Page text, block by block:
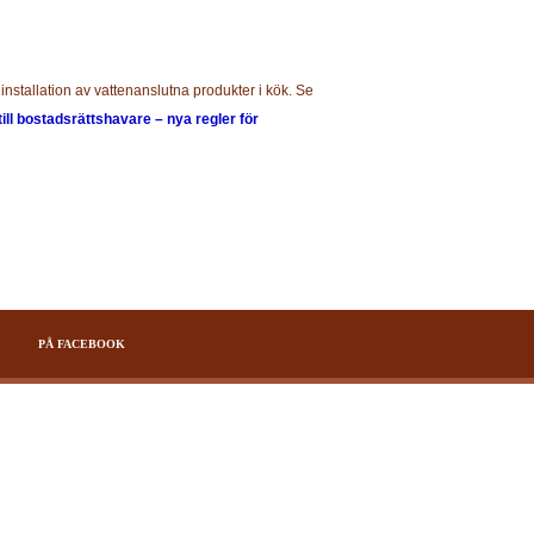
av vattenanslutna produkter i kök. Se
bostadsrättshavare – nya regler för
PÅ FACEBOOK